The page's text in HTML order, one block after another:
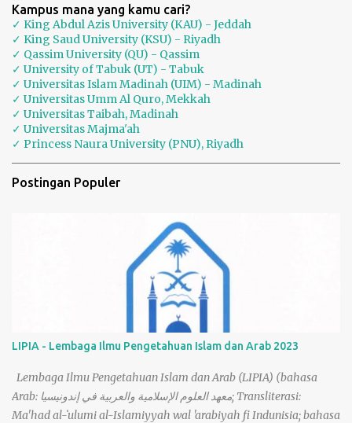
i
n
g
K
o
m
e
n
t
a
r
Kampus mana yang kamu cari?
✓ King Abdul Azis University (KAU) - Jeddah
✓ King Saud University (KSU) - Riyadh
✓ Qassim University (QU) - Qassim
✓ University of Tabuk (UT) - Tabuk
✓ Universitas Islam Madinah (UIM) - Madinah
✓ Universitas Umm Al Quro, Mekkah
✓ Universitas Taibah, Madinah
✓ Universitas Majma'ah
✓ Princess Naura University (PNU), Riyadh
Postingan Populer
LIPIA - Lembaga Ilmu Pengetahuan Islam dan Arab 2023
Lembaga Ilmu Pengetahuan Islam dan Arab (LIPIA) (bahasa
Arab: معهد العلوم الإسلامية والعربية في إندونيسيا; Transliterasi:
Ma'had al-ʻulumi al-Islamiyyah wal 'arabiyah fi Indunisia; bahasa